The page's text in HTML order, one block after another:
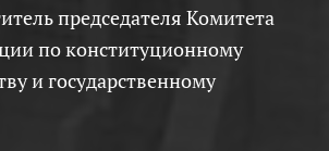
по конституционному
и государственному